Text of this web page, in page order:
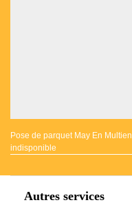
Pose de parquet May En Multien
indisponible
Autres services